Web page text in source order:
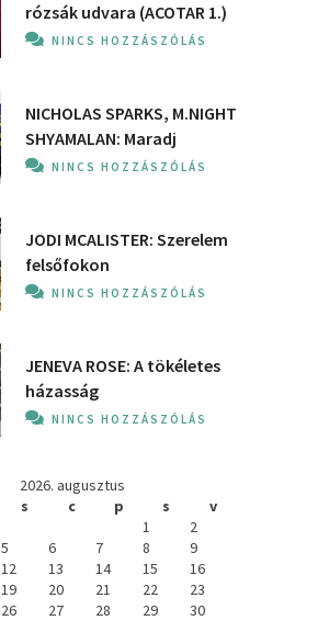
rózsák udvara (ACOTAR 1.)
NINCS HOZZÁSZÓLÁS
NICHOLAS SPARKS, M.NIGHT
SHYAMALAN: Maradj
NINCS HOZZÁSZÓLÁS
JODI MCALISTER: Szerelem
felsőfokon
NINCS HOZZÁSZÓLÁS
JENEVA ROSE: A ​tökéletes
házasság
NINCS HOZZÁSZÓLÁS
2026. augusztus
s c p s
v
1
2
5 6 7 8
9
12 13 14 15
16
19 20 21 22
23
26 27 28 29
30